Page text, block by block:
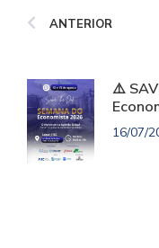
ANTERIOR
⚠️
16/07/